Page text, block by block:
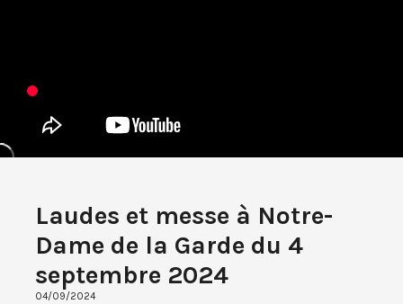
Laudes et messe à Notre-
Dame de la Garde du 4
septembre 2024
04/09/2024